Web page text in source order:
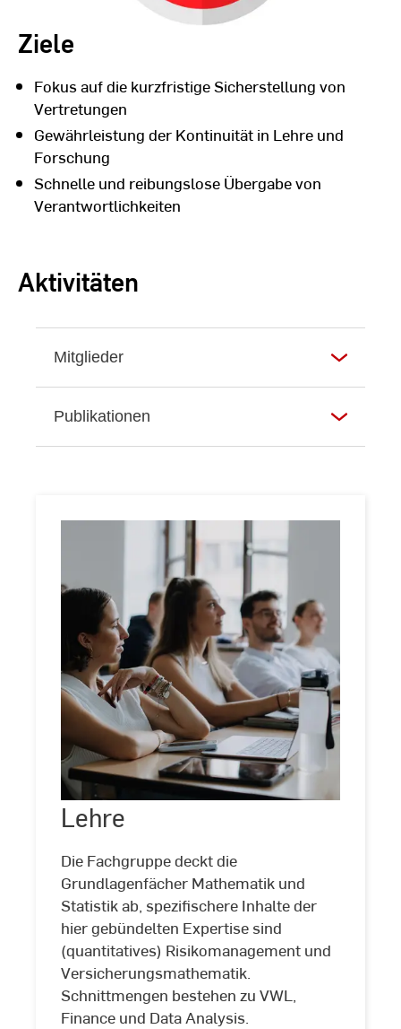
Ziele
Fokus auf die kurzfristige Sicherstellung von
Vertretungen
Gewährleistung der Kontinuität in Lehre und
Forschung
Schnelle und reibungslose Übergabe von
Verantwortlichkeiten
Aktivitäten
Mitglieder
Publikationen
©Kira
Jacobi
Lehre
Die Fachgruppe deckt die
Grundlagenfächer Mathematik und
Statistik ab, spezifischere Inhalte der
hier gebündelten Expertise sind
(quantitatives) Risikomanagement und
Versicherungsmathematik.
Schnittmengen bestehen zu VWL,
Finance und Data Analysis.
Lehre